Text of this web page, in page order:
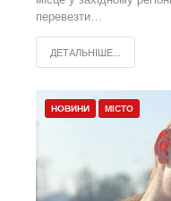
перевезти…
ДЕТАЛЬНІШЕ...
НОВИНИ МІСТО